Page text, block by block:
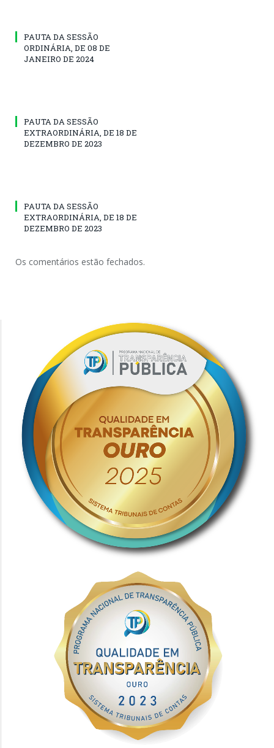
PAUTA DA SESSÃO
ORDINÁRIA, DE 08 DE
JANEIRO DE 2024
PAUTA DA SESSÃO
EXTRAORDINÁRIA, DE 18 DE
DEZEMBRO DE 2023
PAUTA DA SESSÃO
EXTRAORDINÁRIA, DE 18 DE
DEZEMBRO DE 2023
Os comentários estão fechados.